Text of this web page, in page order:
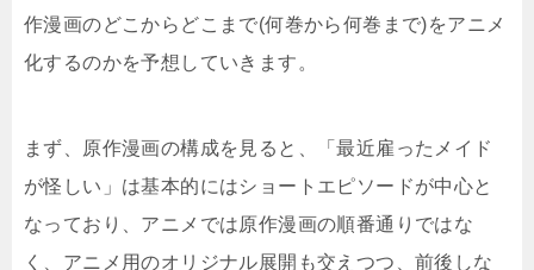
作漫画のどこからどこまで(何巻から何巻まで)をアニメ
化するのかを予想していきます。
まず、原作漫画の構成を見ると、「最近雇ったメイド
が怪しい」は基本的にはショートエピソードが中心と
なっており、アニメでは原作漫画の順番通りではな
く、アニメ用のオリジナル展開も交えつつ、前後しな